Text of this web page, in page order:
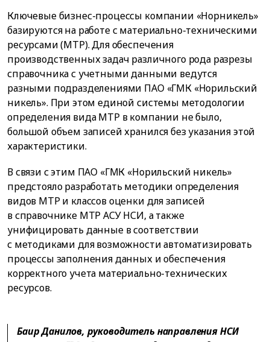
Ключевые бизнес-процессы компании «Норникель»
базируются на работе с материально-техническими
ресурсами (МТР). Для обеспечения
производственных задач различного рода разрезы
справочника с учетными данными ведутся
разными подразделениями ПАО «ГМК «Норильский
никель». При этом единой системы методологии
определения вида МТР в компании не было,
большой объем записей хранился без указания этой
характеристики.
В связи с этим ПАО «ГМК «Норильский никель»
предстояло разработать методики определения
видов МТР и классов оценки для записей
в справочнике МТР АСУ НСИ, а также
унифицировать данные в соответствии
с методиками для возможности автоматизировать
процессы заполнения данных и обеспечения
корректного учета материально-технических
ресурсов.
Баир Данилов, руководитель направления НСИ